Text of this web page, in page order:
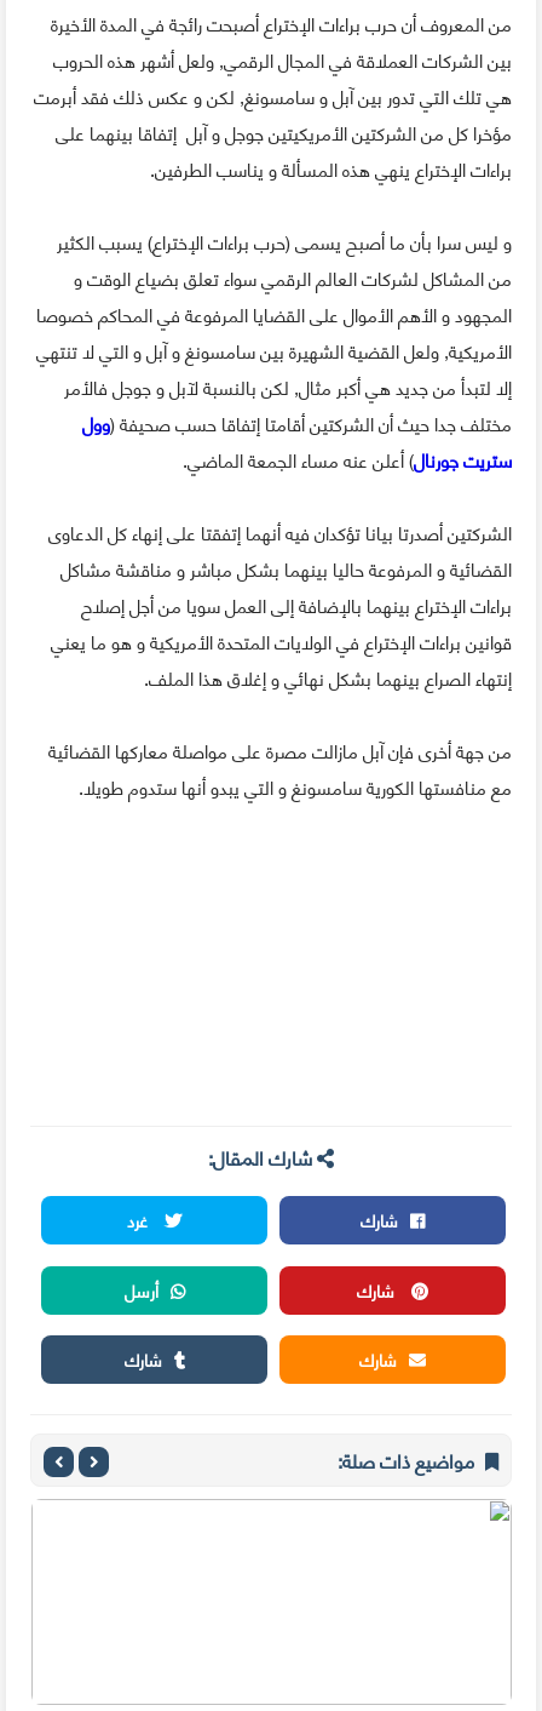
من المعروف أن حرب براءات الإختراع أصبحت رائجة في المدة الأخيرة
بين الشركات العملاقة في المجال الرقمي, ولعل أشهر هذه الحروب
هي تلك التي تدور بين آبل و سامسونغ, لكن و عكس ذلك فقد أبرمت
مؤخرا كل من الشركتين الأمريكيتين جوجل و آبل إتفاقا بينهما على
براءات الإختراع ينهي هذه المسألة و يناسب الطرفين.
و ليس سرا بأن ما أصبح يسمى (حرب براءات الإختراع) يسبب الكثير
من المشاكل لشركات العالم الرقمي سواء تعلق بضياع الوقت و
المجهود و الأهم الأموال على القضايا المرفوعة في المحاكم خصوصا
الأمريكية, ولعل القضية الشهيرة بين سامسونغ و آبل و التي لا تنتهي
إلا لتبدأ من جديد هي أكبر مثال, لكن بالنسبة لآبل و جوجل فالأمر
مختلف جدا حيث أن الشركتين أقامتا إتفاقا حسب صحيفة (وول
ستريت جورنال) أعلن عنه مساء الجمعة الماضي.
الشركتين أصدرتا بيانا تؤكدان فيه أنهما إتفقتا على إنهاء كل الدعاوى
القضائية و المرفوعة حاليا بينهما بشكل مباشر و مناقشة مشاكل
براءات الإختراع بينهما بالإضافة إلى العمل سويا من أجل إصلاح
قوانين براءات الإختراع في الولايات المتحدة الأمريكية و هو ما يعني
إنتهاء الصراع بينهما بشكل نهائي و إغلاق هذا الملف.
من جهة أخرى فإن آبل مازالت مصرة على مواصلة معاركها القضائية
مع منافستها الكورية سامسونغ و التي يبدو أنها ستدوم طويلا.
شارك المقال:
شارك
غرد
شارك
أرسل
شارك
شارك
مواضيع ذات صلة: